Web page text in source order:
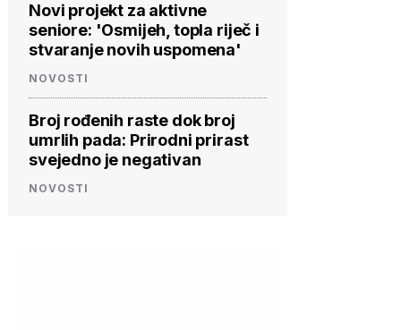
Novi projekt za aktivne
seniore: 'Osmijeh, topla riječ i
stvaranje novih uspomena'
NOVOSTI
Broj rođenih raste dok broj
umrlih pada: Prirodni prirast
svejedno je negativan
NOVOSTI